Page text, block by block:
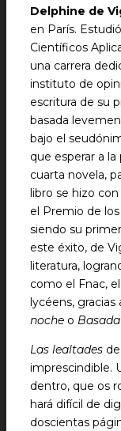
Delphine de
en París.
Científicos
una carrera
instituto de
escritura de su
basada
bajo el
que esperar a
cuarta novela,
libro se hizo
el Premio de
siendo su
este éxito, de
literatura,
como el Fnac,
lycéens, gracias
noche o
Las lealtades de
imprescindible.
dentro, que os
hará difícil de
doscientas